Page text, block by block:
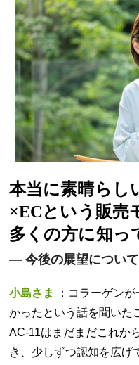
本当に素晴らし
×ECという販売
多くの方に知っ
—今後の展望につい
小島さま
：コラーゲン
かったという話を聞いた
AC-11はまだまだこれか
き、少しずつ認知を広げ